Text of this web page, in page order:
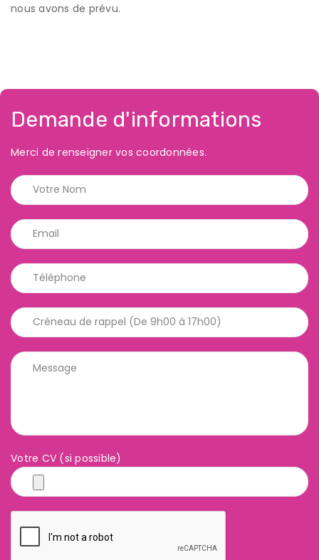
nous avons de prévu.
Demande d'informations
Merci de renseigner vos coordonnées.
Votre CV (si possible)